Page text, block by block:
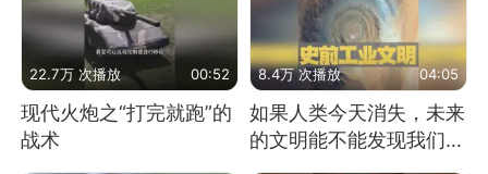
22.7万 次播放 00:52
现代火炮之“打完就跑”的
战术
8.4万 次播放 04:05
如果人类今天消失，未来
的文明能不能发现我们存